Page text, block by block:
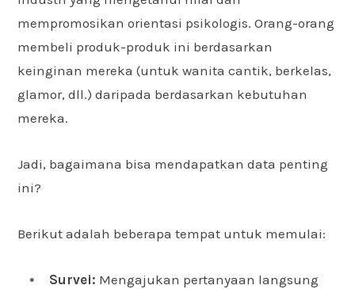
mempromosikan orientasi psikologis. Orang-orang
membeli produk-produk ini berdasarkan
keinginan mereka (untuk wanita cantik, berkelas,
glamor, dll.) daripada berdasarkan kebutuhan
mereka.
Jadi, bagaimana bisa mendapatkan data penting
ini?
Berikut adalah beberapa tempat untuk memulai:
Survei: Mengajukan pertanyaan langsung